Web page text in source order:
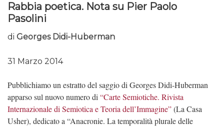
Rabbia poetica. Nota su Pier Paolo
Pasolini
di Georges Didi-Huberman
31 Marzo 2014
Pubblichiamo un estratto del saggio di Georges Didi-Huberman
apparso sul nuovo numero di“Carte Semiotiche. Rivista
Internazionale di Semiotica e Teoria dell’Immagine”(La Casa
Usher), dedicato a “Anacronie. La temporalità plurale delle